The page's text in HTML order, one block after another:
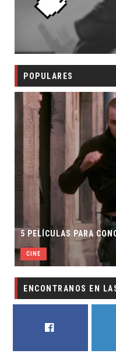
POPULARES
5 PELÍCULAS PARA
CINE
ENCONTRANOS EN